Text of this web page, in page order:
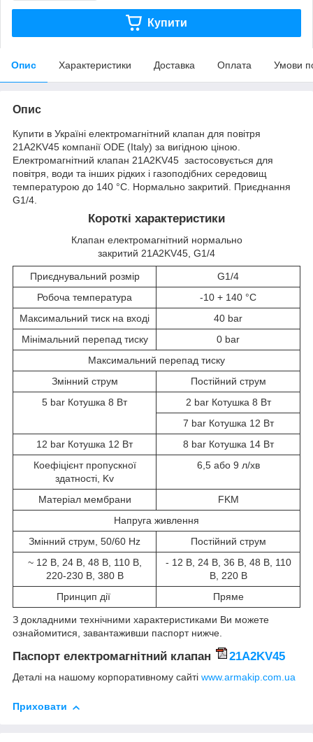
Купити
Опис Характеристики Доставка Оплата Умови
Опис
Купити в Україні електромагнітний клапан для повітря
21A2KV45 компанії ODE (Italy) за вигідною ціною.
Електромагнітний клапан 21A2KV45 застосовується для
повітря, води та інших рідких і газоподібних середовищ
температурою до 140 °C. Нормально закритий. Приєднання
G1/4.
Короткі характеристики
Клапан електромагнітний нормально
закритий 21A2KV45, G1/4
Приєднувальний розмір
G1/4
Робоча температура
-10 + 140 °C
Максимальний тиск на вході
40 bar
Мінімальний перепад тиску
0 bar
Максимальний перепад тиску
Змінний струм
Постійний струм
5 bar Котушка 8 Вт
2 bar Котушка 8 Вт
7 bar Котушка 12 Вт
12 bar Котушка 12 Вт
8 bar Котушка 14 Вт
Коефіцієнт пропускної
здатності, Kv
6,5 або 9 л/хв
Матеріал мембрани
FKM
Напруга живлення
Змінний струм, 50/60 Hz
Постійний струм
~ 12 В, 24 В, 48 В, 110 В,
220-230 В, 380 В
- 12 В, 24 В, 36 В, 48 В, 110
В, 220 В
Принцип дії
Пряме
З докладними технічними характеристиками Ви можете
ознайомитися, завантаживши паспорт нижче.
Паспорт електромагнітний клапан 21A2KV45
Деталі на нашому корпоративному сайті www.armakip.com.ua
Приховати